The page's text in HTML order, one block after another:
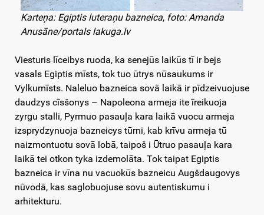
Karteņa: Egiptis luteraņu bazneica, foto: Amanda
Anusāne/portals lakuga.lv
Viesturis līceibys ruoda, ka senejūs laikūs tī ir bejs
vasals Egiptis mīsts, tok tuo ūtrys nūsaukums ir
Vylkumīsts. Naleluo bazneica sovā laikā ir pīdzeivuojuse
daudzys cīsšonys – Napoleona armeja ite īreikuoja
zyrgu stalli, Pyrmuo pasauļa kara laikā vuocu armeja
izsprydzynuoja bazneicys tūrni, kab krīvu armeja tū
naizmontuotu sovā lobā, taipoš i Ūtruo pasauļa kara
laikā tei otkon tyka izdemolāta. Tok taipat Egiptis
bazneica ir vīna nu vacuokūs bazneicu Augšdaugovys
nūvodā, kas saglobuojuse sovu autentiskumu i
arhitekturu.